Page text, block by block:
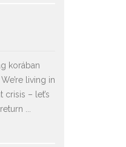
korában
living in
– let’s
...